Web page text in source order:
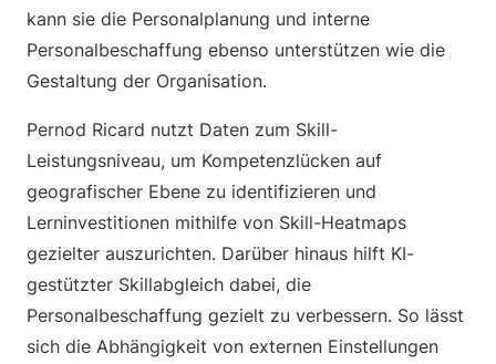
kann sie die Personalplanung und interne
Personalbeschaffung ebenso unterstützen wie die
Gestaltung der Organisation.
Pernod Ricard nutzt Daten zum Skill-
Leistungsniveau, um Kompetenzlücken auf
geografischer Ebene zu identifizieren und
Lerninvestitionen mithilfe von Skill-Heatmaps
gezielter auszurichten. Darüber hinaus hilft KI-
gestützter Skillabgleich dabei, die
Personalbeschaffung gezielt zu verbessern. So lässt
sich die Abhängigkeit von externen Einstellungen